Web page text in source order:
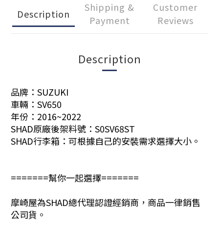
Description
Shipping &
Payment
Customer
Reviews
Description
品牌：SUZUKI
車輛：SV650
年份：2016~2022
SHAD原廠後架料號： S0SV68ST
SHAD行李箱：可根據自己的安裝需求選擇大小。
=======幫你一起選擇=======
摩崎屋為SHAD總代理認證經銷商，商品一律銷售
公司貨。